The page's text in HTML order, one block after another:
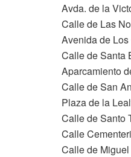
Avda. de la
Calle de Las
Avenida de
Calle de Santa
Aparcamiento
Calle de San
Plaza de la
Calle de Santo
Calle
Calle de